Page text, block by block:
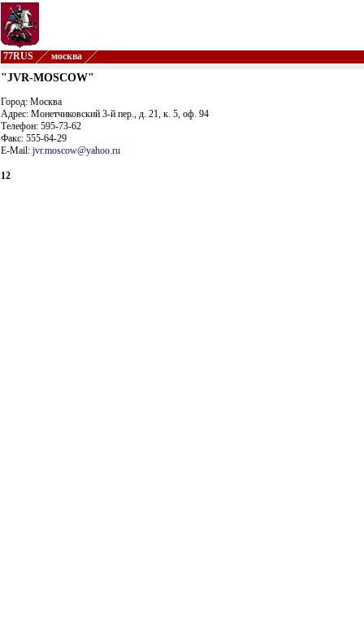
77RUS москва
"JVR-MOSCOW"
Город: Москва
Адрес: Монетчиковский 3-й пер., д. 21, к. 5, оф. 94
Телефон: 595-73-62
Факс: 555-64-29
E-Mail: jvr.moscow@yahoo.ru
12